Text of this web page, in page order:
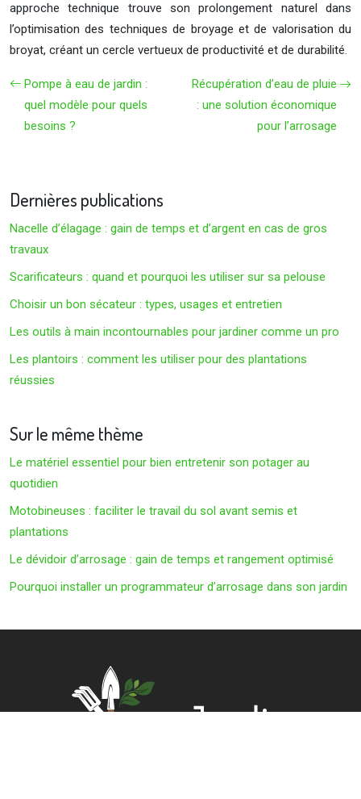
approche technique trouve son prolongement naturel dans
l’optimisation des techniques de broyage et de valorisation du
broyat, créant un cercle vertueux de productivité et de durabilité.
Pompe à eau de jardin :
quel modèle pour quels
besoins ?
Récupération d’eau de pluie
: une solution économique
pour l’arrosage
Dernières publications
Nacelle d’élagage : gain de temps et d’argent en cas de gros
travaux
Scarificateurs : quand et pourquoi les utiliser sur sa pelouse
Choisir un bon sécateur : types, usages et entretien
Les outils à main incontournables pour jardiner comme un pro
Les plantoirs : comment les utiliser pour des plantations
réussies
Sur le même thème
Le matériel essentiel pour bien entretenir son potager au
quotidien
Motobineuses : faciliter le travail du sol avant semis et
plantations
Le dévidoir d’arrosage : gain de temps et rangement optimisé
Pourquoi installer un programmateur d’arrosage dans son jardin